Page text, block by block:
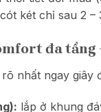
két chỉ sau 2 –
đa tầng
nhất ngay giây
lắp ở khung